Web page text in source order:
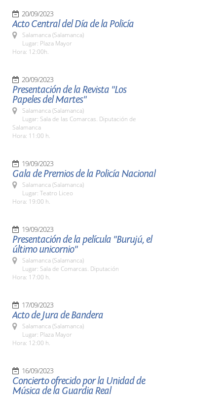
20/09/2023
Acto Central del Día de la Policía
Salamanca (Salamanca)
Lugar: Plaza Mayor
Hora: 12:00h.
20/09/2023
Presentación de la Revista "Los
Papeles del Martes"
Salamanca (Salamanca)
Lugar: Sala de las Comarcas. Diputación de
Salamanca
Hora: 11:00 h.
19/09/2023
Gala de Premios de la Policía Nacional
Salamanca (Salamanca)
Lugar: Teatro Liceo
Hora: 19:00 h.
19/09/2023
Presentación de la película "Burujú, el
último unicornio"
Salamanca (Salamanca)
Lugar: Sala de Comarcas. Diputación
Hora: 17:00 h.
17/09/2023
Acto de Jura de Bandera
Salamanca (Salamanca)
Lugar: Plaza Mayor
Hora: 12:00 h.
16/09/2023
Concierto ofrecido por la Unidad de
Música de la Guardia Real